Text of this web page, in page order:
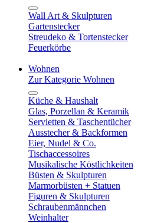
Wall Art & Skulpturen
Gartenstecker
Streudeko & Tortenstecker
Feuerkörbe
Wohnen
Zur Kategorie Wohnen
Küche & Haushalt
Glas, Porzellan & Keramik
Servietten & Taschentücher
Ausstecher & Backformen
Eier, Nudel & Co.
Tischaccessoires
Musikalische Köstlichkeiten
Büsten & Skulpturen
Marmorbüsten + Statuen
Figuren & Skulpturen
Schraubenmännchen
Weinhalter